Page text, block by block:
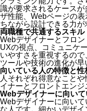
識が要求されるケース
ザ性能、Webページの
ちながら設計できる力が
両職種で共通するスキル
Webデザイナーとフロ
UXの視点、コミュニケ
いやすさを重視するの
ツールや技術の進化が
向いている人の特徴と
人それぞれ得意なこと
イナーとフロントエン
Webデザイナーに向いて
Webデザイナーに向い
な人です。細かいデザ